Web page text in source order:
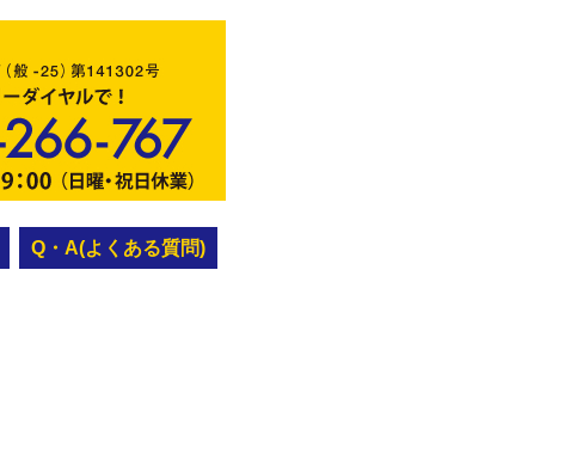
Q・A(よくある質問)